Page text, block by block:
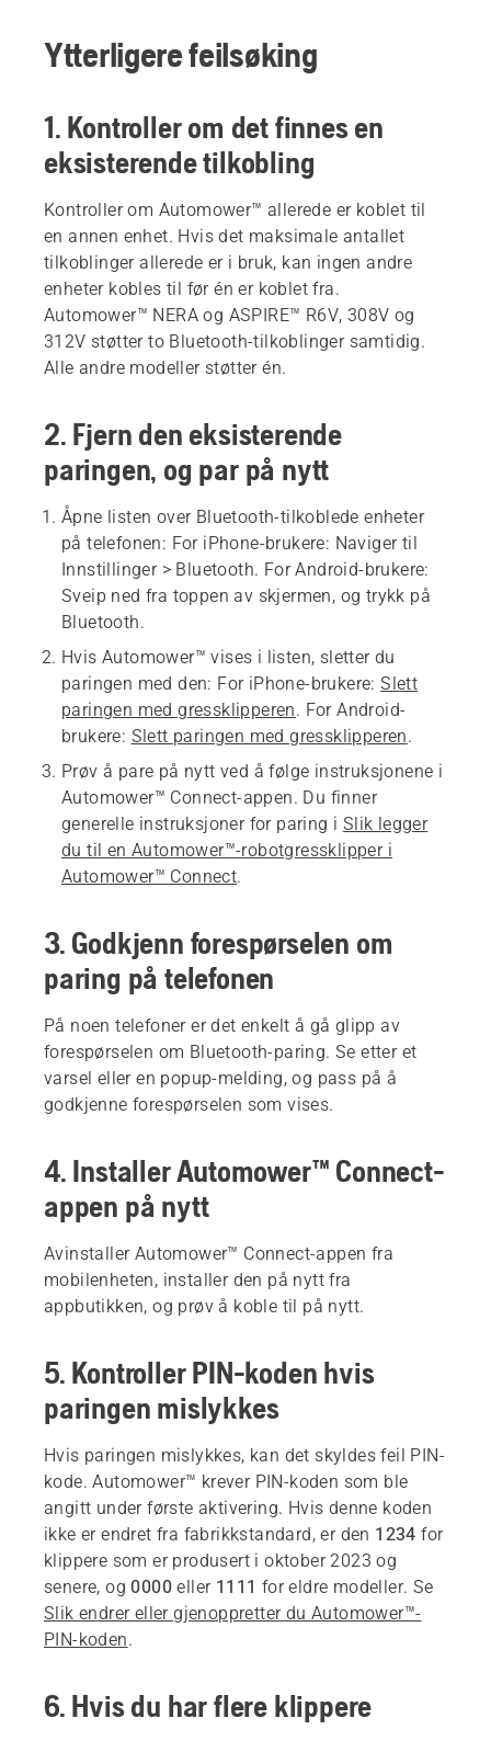
Ytterligere feilsøking
1. Kontroller om det finnes en
eksisterende tilkobling
Kontroller om Automower™ allerede er koblet til
en annen enhet. Hvis det maksimale antallet
tilkoblinger allerede er i bruk, kan ingen andre
enheter kobles til før én er koblet fra.
Automower™ NERA og ASPIRE™ R6V, 308V og
312V støtter to Bluetooth-tilkoblinger samtidig.
Alle andre modeller støtter én.
2. Fjern den eksisterende
paringen, og par på nytt
Åpne listen over Bluetooth-tilkoblede enheter
på telefonen: For iPhone-brukere: Naviger til
Innstillinger > Bluetooth. For Android-brukere:
Sveip ned fra toppen av skjermen, og trykk på
Bluetooth.
Hvis Automower™ vises i listen, sletter du
paringen med den: For iPhone-brukere:Slett
paringen med gressklipperen. For Android-
brukere: Slett paringen med gressklipperen.
Prøv å pare på nytt ved å følge instruksjonene i
Automower™ Connect-appen. Du finner
generelle instruksjoner for paring i Slik legger
du til en Automower™-robotgressklipper i
Automower™ Connect.
3. Godkjenn forespørselen om
paring på telefonen
På noen telefoner er det enkelt å gå glipp av
forespørselen om Bluetooth-paring. Se etter et
varsel eller en popup-melding, og pass på å
godkjenne forespørselen som vises.
4. Installer Automower™ Connect-
appen på nytt
Avinstaller Automower™ Connect-appen fra
mobilenheten, installer den på nytt fra
appbutikken, og prøv å koble til på nytt.
5. Kontroller PIN-koden hvis
paringen mislykkes
Hvis paringen mislykkes, kan det skyldes feil PIN-
kode. Automower™ krever PIN-koden som ble
angitt under første aktivering. Hvis denne koden
ikke er endret fra fabrikkstandard, er den 1234 for
klippere som er produsert i oktober 2023 og
senere, og0000 eller 1111 for eldre modeller. Se
Slik endrer eller gjenoppretter du Automower™-
PIN-koden.
6. Hvis du har flere klippere